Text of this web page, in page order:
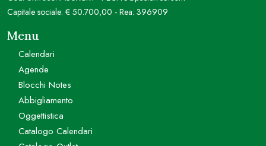
Capitale sociale: € 50.700,00 - Rea: 396909
Menu
Calendari
Agende
Blocchi Notes
Abbigliamento
Oggettistica
Catalogo Calendari